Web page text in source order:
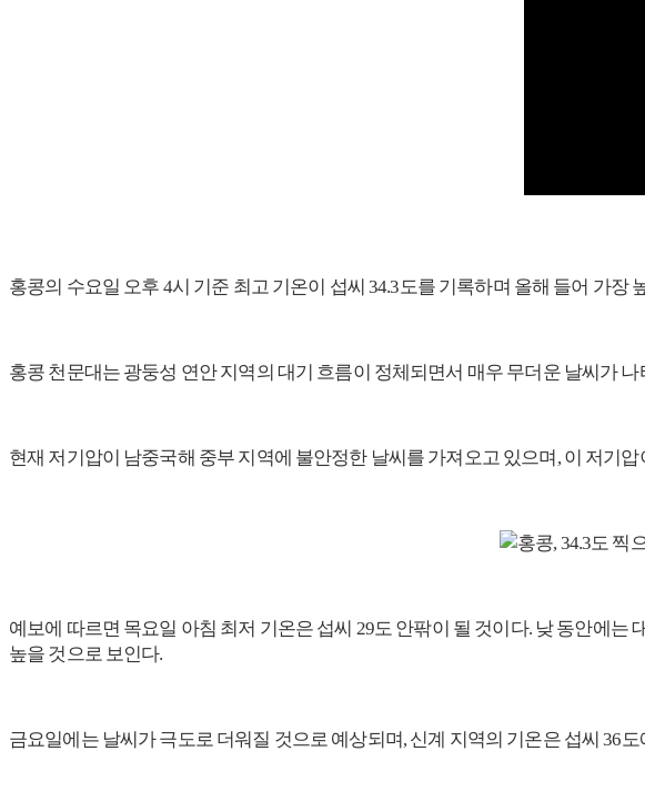
홍콩의 수요일 오후 4시 기준 최고 기온이 섭씨 34.3도를 기록하며 올해 들어 가
홍콩 천문대는 광둥성 연안 지역의 대기 흐름이 정체되면서 매우 무더운 날씨가
현재 저기압이 남중국해 중부 지역에 불안정한 날씨를 가져오고 있으며, 이 저기
예보에 따르면 목요일 아침 최저 기온은 섭씨 29도 안팎이 될 것이다. 낮 동안에는
높을 것으로 보인다.
금요일에는 날씨가 극도로 더워질 것으로 예상되며, 신계 지역의 기온은 섭씨 36